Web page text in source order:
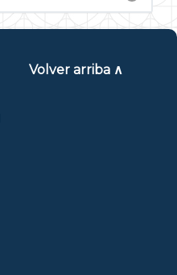
Volver arriba ∧